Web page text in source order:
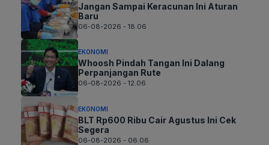
Jangan Sampai Keracunan Ini Aturan
Baru
06-08-2026 - 18.06
EKONOMI
Whoosh Pindah Tangan Ini Dalang
Perpanjangan Rute
06-08-2026 - 12.06
EKONOMI
BLT Rp600 Ribu Cair Agustus Ini Cek
Segera
06-08-2026 - 06.06